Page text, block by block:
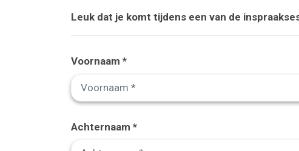
Leuk dat je komt tijdens een van de
Voornaam *
Achternaam *